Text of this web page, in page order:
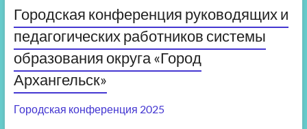
Городская конференция руководящих и
педагогических работников системы
образования округа «Город
Архангельск»
Городская конференция 2025